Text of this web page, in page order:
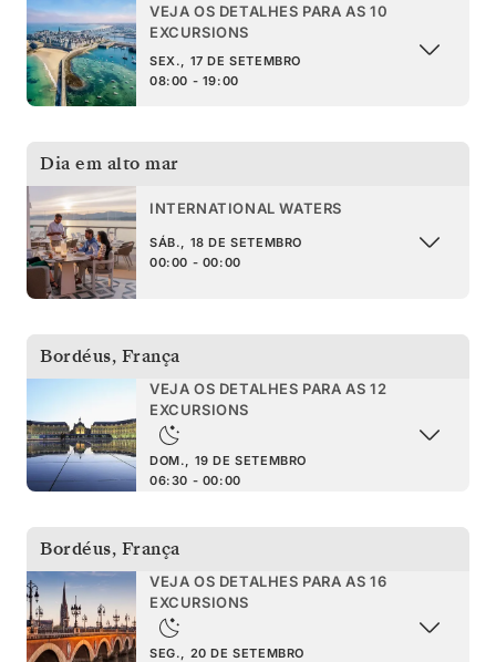
VEJA OS DETALHES PARA AS 10
EXCURSIONS
SEX., 17 DE SETEMBRO
08:00 - 19:00
Dia em alto mar
INTERNATIONAL WATERS
SÁB., 18 DE SETEMBRO
00:00 - 00:00
Bordéus, França
VEJA OS DETALHES PARA AS 12
EXCURSIONS
DOM., 19 DE SETEMBRO
06:30 - 00:00
Bordéus, França
VEJA OS DETALHES PARA AS 16
EXCURSIONS
SEG., 20 DE SETEMBRO